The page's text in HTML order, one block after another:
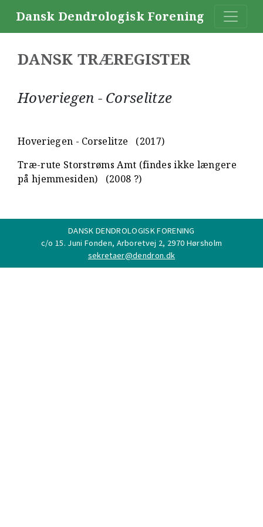
Dansk Dendrologisk Forening
DANSK TRÆREGISTER
Hoveriegen - Corselitze
Hoveriegen - Corselitze
(2017)
Træ-rute Storstrøms Amt (findes ikke længere
på hjemmesiden)
(2008 ?)
DANSK DENDROLOGISK FORENING
c/o 15. Juni Fonden, Arboretvej 2, 2970 Hørsholm
sekretaer@dendron.dk